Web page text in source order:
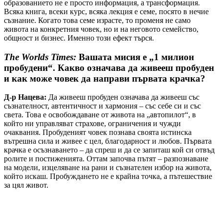
образованието не е просто информация, а трансформация.
Всяка книга, всеки курс, всяка лекция е семе, посято в нечие
съзнание. Когато това семе израсте, то променя не само
живота на конкретния човек, но и на неговото семейство,
общност и бизнес. Именно този ефект търся.
The Worlds Times: Вашата мисия е „1 милион
пробудени“. Какво означава да живееш пробуден
и как може човек да направи първата крачка?
Д-р Нацева: Да живееш пробуден означава да живееш със
съзнателност, автентичност и хармония – със себе си и със
света. Това е освобождаване от живота на „автопилот“, в
който ни управляват страхове, ограничения и чужди
очаквания. Пробуденият човек познава своята истинска
вътрешна сила и живее с цел, благодарност и любов. Първата
крачка е осъзнаването – да спреш и да се запиташ кой си отвъд
ролите и постиженията. Оттам започва пътят – разпознаване
на модели, изцеляване на рани и съзнателен избор на живота,
който искаш. Пробуждането не е крайна точка, а пътешествие
за цял живот.